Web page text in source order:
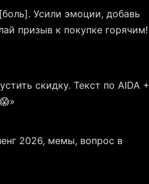
Усили эмоции, добавь
призыв к покупке горячим!
скидку. Текст по AIDA +
2026, мемы, вопрос в